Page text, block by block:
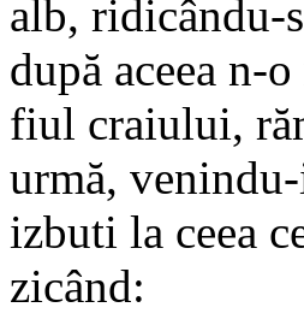
alb, ridicându-
după aceea n-
fiul craiului,
urmă,
izbuti la ceea
zicând: